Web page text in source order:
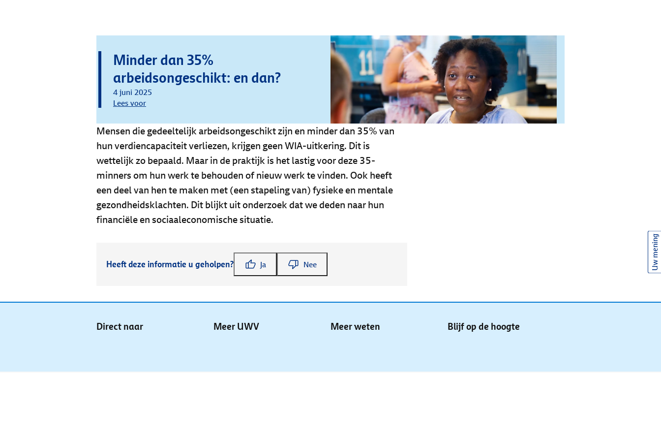
Minder dan 35%
arbeidsongeschikt: en dan?
4 juni 2025
Lees voor
Mensen die gedeeltelijk arbeidsongeschikt zijn en minder dan 35% van
hun verdiencapaciteit verliezen, krijgen geen WIA-uitkering. Dit is
wettelijk zo bepaald. Maar in de praktijk is het lastig voor deze 35-
minners om hun werk te behouden of nieuw werk te vinden. Ook heeft
een deel van hen te maken met (een stapeling van) fysieke en mentale
gezondheidsklachten. Dit blijkt uit onderzoek dat we deden naar hun
financiële en sociaaleconomische situatie.
Heeft deze informatie u geholpen? Ja Nee
Direct naar Meer UWV Meer weten Blijf op de hoogte
Uw mening